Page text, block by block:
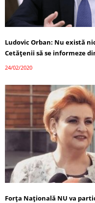
Ludovic Orban: Nu există
Cetățenii să se informeze
24/02/2020
Forța Națională NU va